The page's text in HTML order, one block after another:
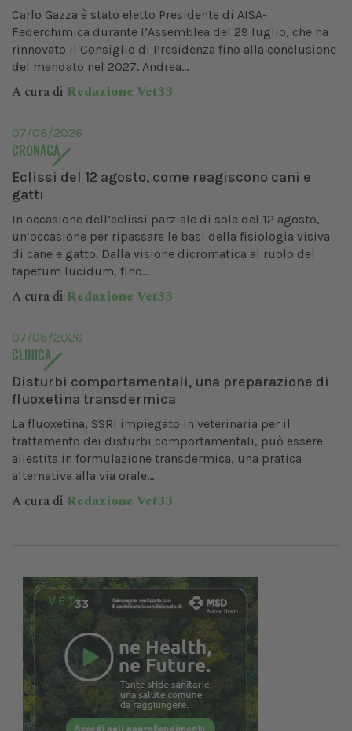
Carlo Gazza è stato eletto Presidente di AISA-
Federchimica durante l’Assemblea del 29 luglio, che ha
rinnovato il Consiglio di Presidenza fino alla conclusione
del mandato nel 2027. Andrea...
A cura di Redazione Vet33
07/08/2026
CRONACA
Eclissi del 12 agosto, come reagiscono cani e
gatti
In occasione dell’eclissi parziale di sole del 12 agosto,
un’occasione per ripassare le basi della fisiologia visiva
di cane e gatto. Dalla visione dicromatica al ruolo del
tapetum lucidum, fino...
A cura di Redazione Vet33
07/08/2026
CLINICA
Disturbi comportamentali, una preparazione di
fluoxetina transdermica
La fluoxetina, SSRI impiegato in veterinaria per il
trattamento dei disturbi comportamentali, può essere
allestita in formulazione transdermica, una pratica
alternativa alla via orale...
A cura di Redazione Vet33